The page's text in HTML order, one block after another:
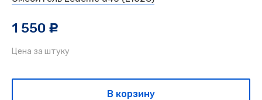
1 550 c
Цена за штуку
В корзину